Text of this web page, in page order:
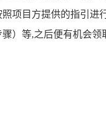
项目方提供的指引
）等,之后便有机会领